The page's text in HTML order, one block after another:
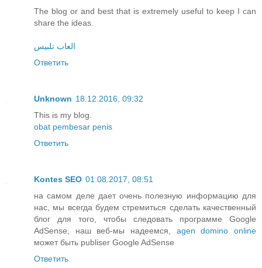
The blog or and best that is extremely useful to keep I can
share the ideas.
العاب تلبيس
Ответить
Unknown 18.12.2016, 09:32
This is my blog.
obat pembesar penis
Ответить
Kontes SEO 01.08.2017, 08:51
на самом деле дает очень полезную информацию для
нас, мы всегда будем стремиться сделать качественный
блог для того, чтобы следовать программе Google
AdSense, наш веб-мы надеемся, agen domino online
может быть publiser Google AdSense
Ответить